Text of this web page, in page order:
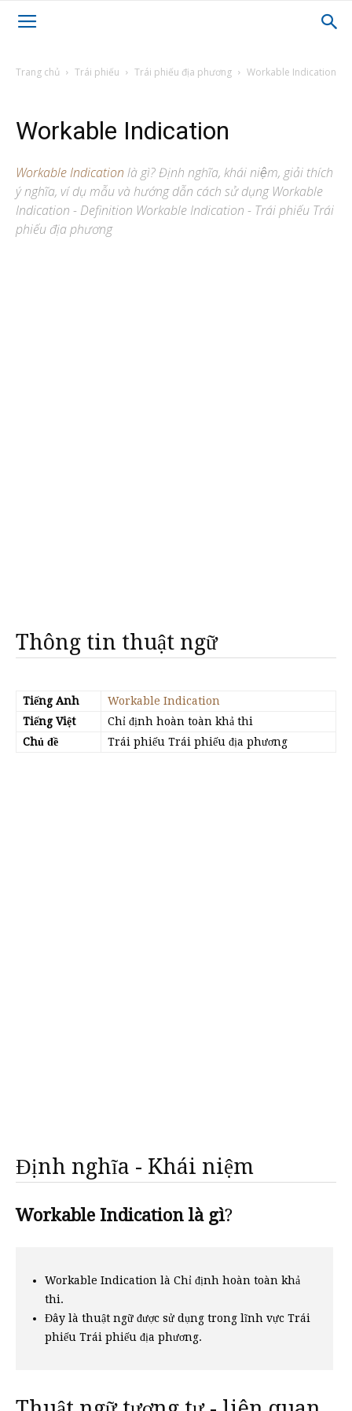
Trang chủ Trái phiếu Trái phiếu địa phương Workable Indication
Workable Indication
Workable Indication là gì? Định nghĩa, khái niệm, giải thích
ý nghĩa, ví dụ mẫu và hướng dẫn cách sử dụng Workable
Indication - Definition Workable Indication - Trái phiếu Trái
phiếu địa phương
Thông tin thuật ngữ
Tiếng Anh
Workable Indication
Tiếng Việt
Chỉ định hoàn toàn khả thi
Chủ đề
Trái phiếu Trái phiếu địa phương
Định nghĩa - Khái niệm
Workable Indication là gì?
Workable Indication là Chỉ định hoàn toàn khả
thi.
Đây là thuật ngữ được sử dụng trong lĩnh vực Trái
phiếu Trái phiếu địa phương.